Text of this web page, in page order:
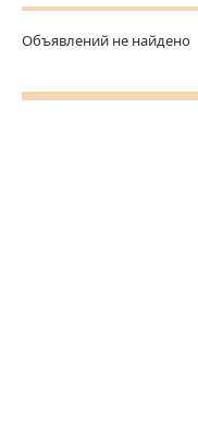
Объявлений не найдено